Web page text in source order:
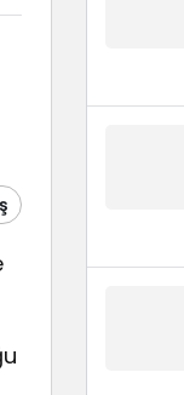
Gece
Sistem